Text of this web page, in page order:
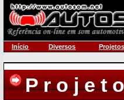
Início Diversos Projetos
P r o j e t